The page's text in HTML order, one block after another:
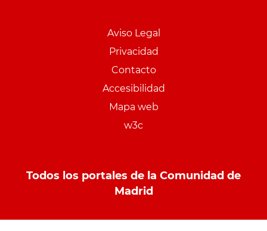
Aviso Legal
Privacidad
Contacto
Accesibilidad
Mapa web
w3c
Todos los portales de la Comunidad de
Madrid